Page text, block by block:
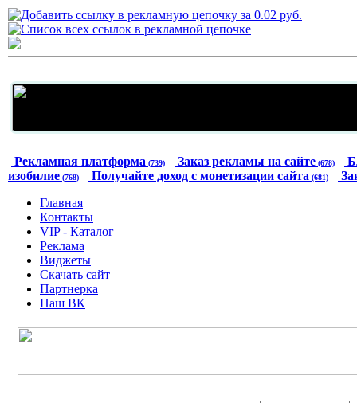
Рекламная платформа (739) Заказ рекламы на сайте (678)
изобилие (768) Получайте доход с монетизации сайта (681)
Главная
Контакты
VIP - Каталог
Реклама
Виджеты
Скачать сайт
Партнерка
Наш ВК